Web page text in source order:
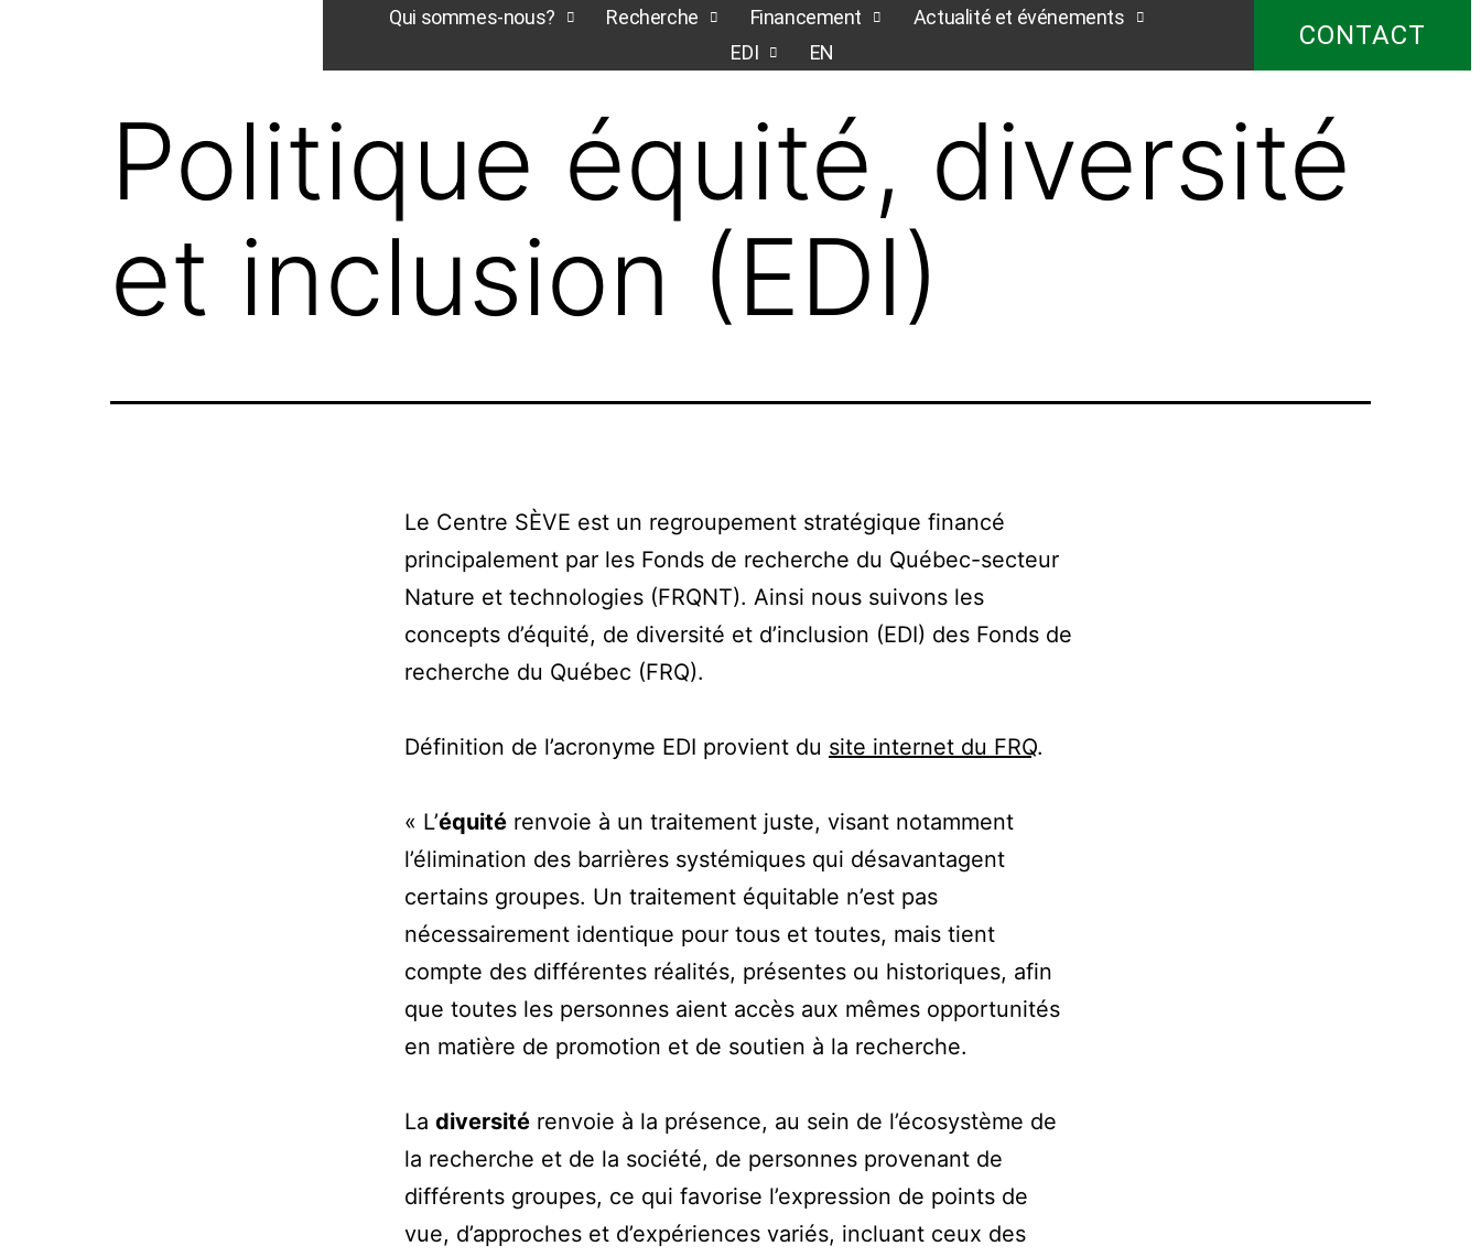
Qui sommes-nous? Recherche Financement
Actualité et événements
EDI
EN
CONTACT
Politique équité, diversité
et inclusion (EDI)
Le Centre SÈVE est un regroupement stratégique financé
principalement par les Fonds de recherche du Québec-secteur
Nature et technologies (FRQNT). Ainsi nous suivons les
concepts d’équité, de diversité et d’inclusion (EDI) des Fonds de
recherche du Québec (FRQ).
Définition de l’acronyme EDI provient du site internet du FRQ.
« L’équité renvoie à un traitement juste, visant notamment
l’élimination des barrières systémiques qui désavantagent
certains groupes. Un traitement équitable n’est pas
nécessairement identique pour tous et toutes, mais tient
compte des différentes réalités, présentes ou historiques, afin
que toutes les personnes aient accès aux mêmes opportunités
en matière de promotion et de soutien à la recherche.
La diversité renvoie à la présence, au sein de l’écosystème de
la recherche et de la société, de personnes provenant de
différents groupes, ce qui favorise l’expression de points de
vue, d’approches et d’expériences variés, incluant ceux des